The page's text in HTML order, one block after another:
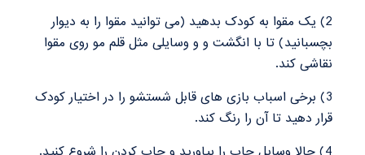
2) یک مقوا به کودک بدهید (می توانید مقوا را به دیوار
بچسبانید) تا با انگشت و و وسایلی مثل قلم مو روی مقوا
نقاشی کند.
3) برخی اسباب بازی های قابل شستشو را در اختیار کودک
قرار دهید تا آن را رنگ کند.